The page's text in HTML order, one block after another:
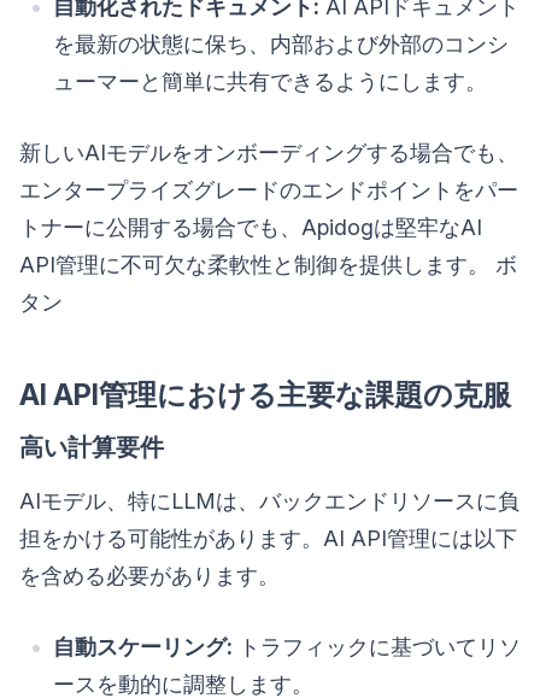
自動化されたドキュメント: AI APIドキュメント
を最新の状態に保ち、内部および外部のコンシ
ューマーと簡単に共有できるようにします。
新しいAIモデルをオンボーディングする場合でも、
エンタープライズグレードのエンドポイントをパー
トナーに公開する場合でも、Apidogは堅牢なAI
API管理に不可欠な柔軟性と制御を提供します。 ボ
タン
AI API管理における主要な課題の克服
高い計算要件
AIモデル、特にLLMは、バックエンドリソースに負
担をかける可能性があります。AI API管理には以下
を含める必要があります。
自動スケーリング: トラフィックに基づいてリソ
ースを動的に調整します。